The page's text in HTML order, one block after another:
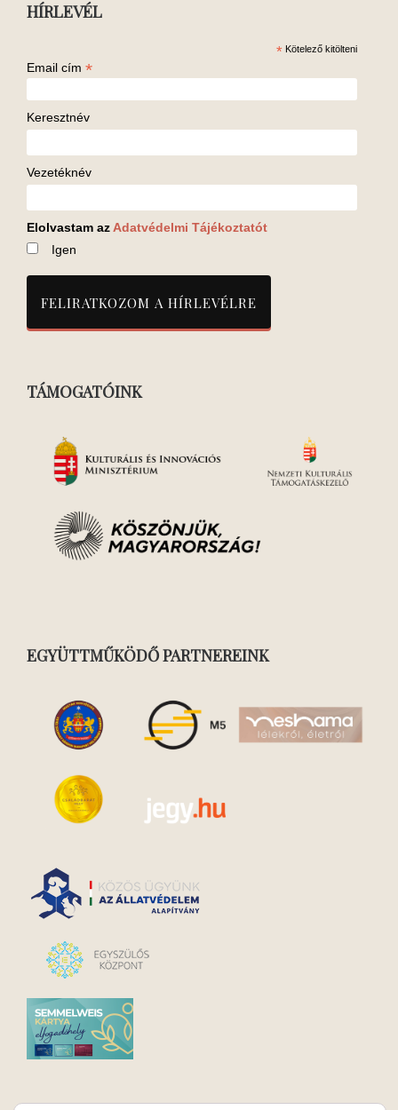
HÍRLEVÉL
* Kötelező kitölteni
Email cím *
Keresztnév
Vezetéknév
Elolvastam az Adatvédelmi Tájékoztatót
Igen
TÁMOGATÓINK
EGYÜTTMŰKÖDŐ PARTNEREINK